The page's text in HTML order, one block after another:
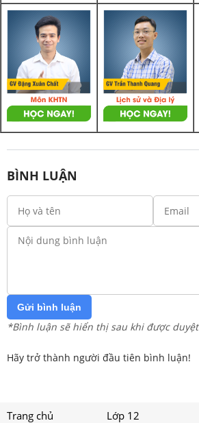
BÌNH LUẬN
Gửi bình luận
*Bình luận sẽ hiển thị sau khi được duyệt
Hãy trở thành người đầu tiên bình luận!
Trang chủ Lớp 12